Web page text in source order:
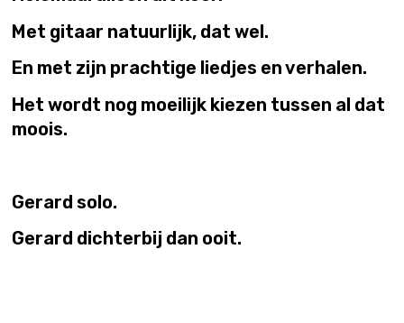
Met gitaar natuurlijk, dat wel.
En met zijn prachtige liedjes en verhalen.
Het wordt nog moeilijk kiezen tussen al dat
moois.
Gerard solo.
Gerard dichterbij dan ooit.